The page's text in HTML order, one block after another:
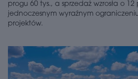
progu 60 tys., a sprzedaż wzrosła o
jednoczesnym wyraźnym
projektów.